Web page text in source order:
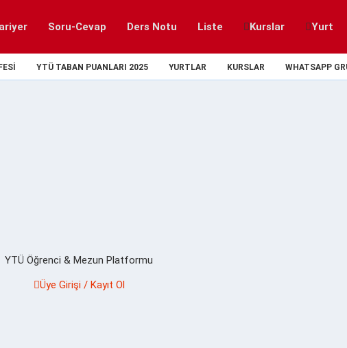
Soru-Cevap Ders Notu Liste Kurslar Yurt
YTÜ TABAN PUANLARI 2025 YURTLAR KURSLAR WHATSAPP
YTÜ Öğrenci & Mezun Platformu
Üye Girişi / Kayıt Ol